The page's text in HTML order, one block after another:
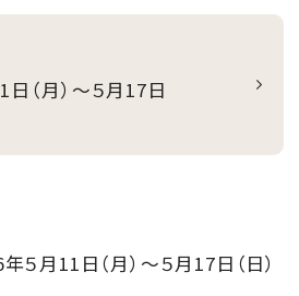
（月）～５月17日
５月11日（月）～５月17日（日）